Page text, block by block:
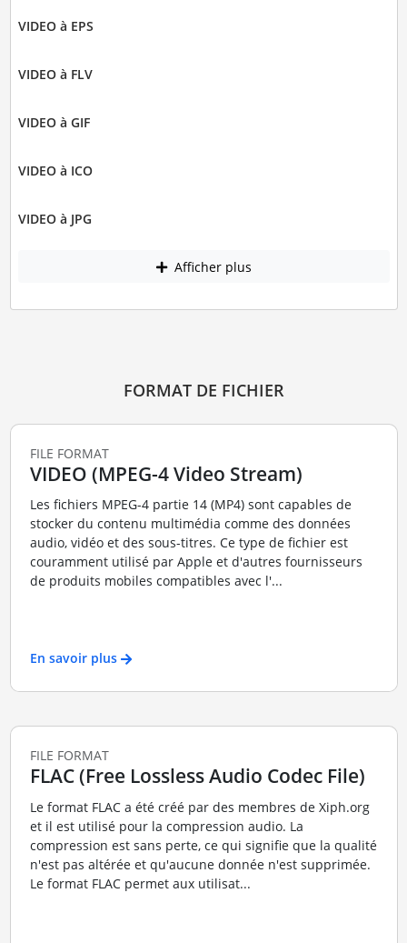
VIDEO à EPS
VIDEO à FLV
VIDEO à GIF
VIDEO à ICO
VIDEO à JPG
Afficher plus
FORMAT DE FICHIER
FILE FORMAT
VIDEO (MPEG-4 Video Stream)
Les fichiers MPEG-4 partie 14 (MP4) sont capables de
stocker du contenu multimédia comme des données
audio, vidéo et des sous-titres. Ce type de fichier est
couramment utilisé par Apple et d'autres fournisseurs
de produits mobiles compatibles avec l'...
En savoir plus
FILE FORMAT
FLAC (Free Lossless Audio Codec File)
Le format FLAC a été créé par des membres de Xiph.org
et il est utilisé pour la compression audio. La
compression est sans perte, ce qui signifie que la qualité
n'est pas altérée et qu'aucune donnée n'est supprimée.
Le format FLAC permet aux utilisat...